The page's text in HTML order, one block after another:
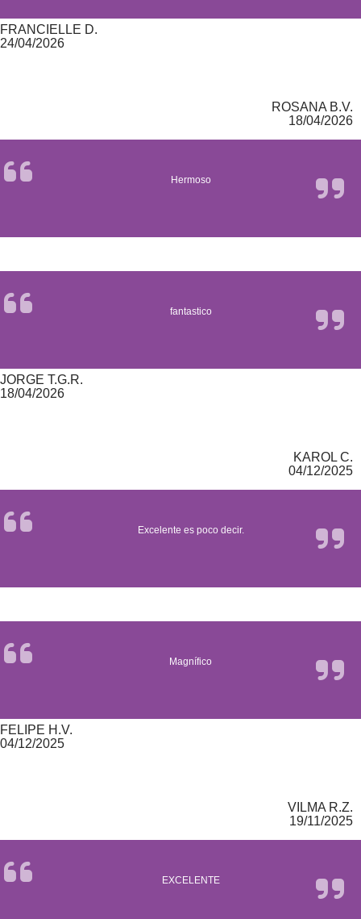
FRANCIELLE D.
24/04/2026
ROSANA B.V.
18/04/2026
Hermoso
fantastico
JORGE T.G.R.
18/04/2026
KAROL C.
04/12/2025
Excelente es poco decir.
Magnífico
FELIPE H.V.
04/12/2025
VILMA R.Z.
19/11/2025
EXCELENTE